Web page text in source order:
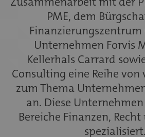
PME, dem
Finanzierungszentrum
Unternehmen Forvis
Kellerhals Carrard
Consulting eine Reihe von
zum Thema
an. Diese
Bereiche Finanzen,
spezialisiert.